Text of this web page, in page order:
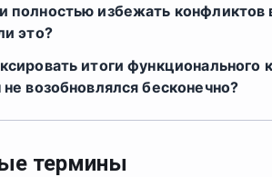
полностью избежать конфликтов
это?
итоги функционального
возобновлялся бесконечно?
термины